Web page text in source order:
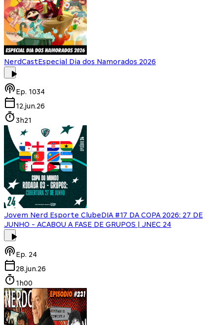
NerdCastEspecial Dia dos Namorados 2026
Ep. 1034
12.jun.26
3h21
Jovem Nerd Esporte ClubeDIA #17 DA COPA 2026: 27 DE
JUNHO - ACABOU A FASE DE GRUPOS | JNEC 24
Ep. 24
28.jun.26
1h00